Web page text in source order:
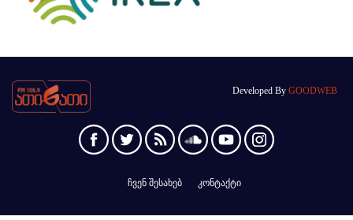
Developed By GOODWEB
ჩვენ შესახებ კონტაქტი